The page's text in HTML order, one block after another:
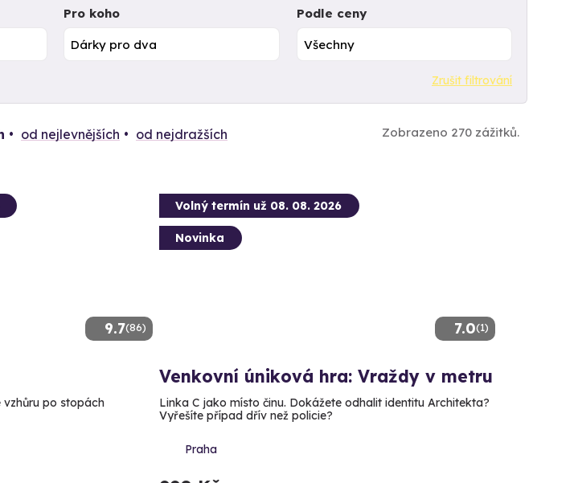
Pro koho Podle ceny
Zrušit filtrování
od nejlevnějších od nejdražších Zobrazeno 270 zážitků.
9.7(86)
po stopách
7.0(1)
Volný termín už 08. 08. 2026
Novinka
Venkovní úniková hra: Vraždy v metru
Linka C jako místo činu. Dokážete odhalit identitu Architekta?
Vyřešíte případ dřív než policie?
Praha